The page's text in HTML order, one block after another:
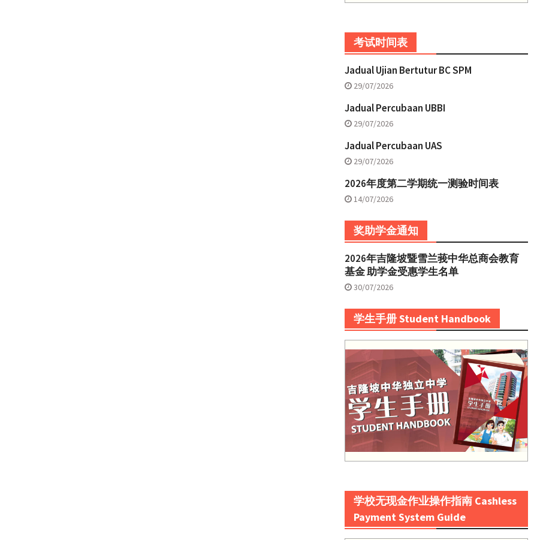
考试时间表
Jadual Ujian Bertutur BC SPM
29/07/2026
Jadual Percubaan UBBI
29/07/2026
Jadual Percubaan UAS
29/07/2026
2026年度第二学期统一测验时间表
14/07/2026
奖助学金通知
2026年吉隆坡暨雪兰莪中华总商会教育
基金 助学金受惠学生名单
30/07/2026
学生手册 Student Handbook
学校无现金作业操作指南 Cashless
Payment System Guide